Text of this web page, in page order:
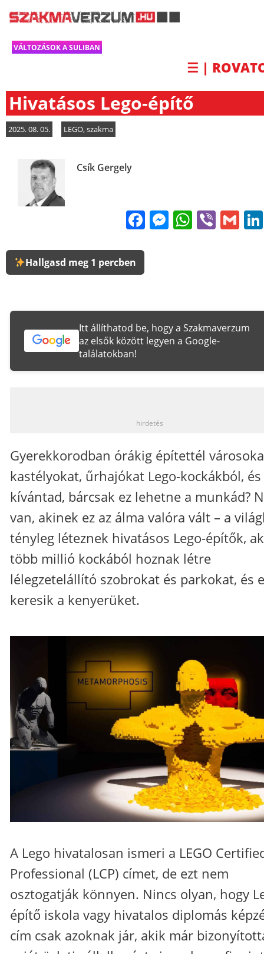
VÁLTOZÁSOK A SULIBAN
☰ |
Hivatásos Lego-építő
2025. 08. 05. LEGO,szakma
Csík Gergely
FacebookViber
Hallgasd meg 1 percben
Itt állíthatod be, hogy a Szakmaverzum
az elsők között legyen a Google-
találatokban!
hirdetés
Gyerekkorodban órákig építettél
kastélyokat, űrhajókat Lego-kockákból,
kívántad, bárcsak ez lehetne a munkád?
van, akinek ez az álma valóra vált – a
tényleg léteznek hivatásos Lego-építők,
több millió kockából hoznak létre
lélegzetelállító szobrokat és parkokat, és
keresik a kenyerüket.
A Lego hivatalosan ismeri a LEGO
Professional (LCP) címet, de ezt nem
osztogatják könnyen. Nincs olyan, hogy
építő iskola vagy hivatalos diplomás
cím csak azoknak jár, akik már